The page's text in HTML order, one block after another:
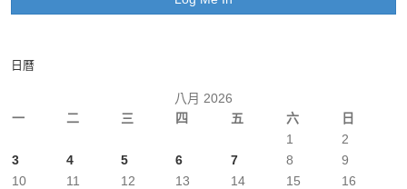
日曆
八月 2026
一
二 三 四 五 六 日
1
2
3
4 5 6 7 8
9
10
11 12 13 14 15
16